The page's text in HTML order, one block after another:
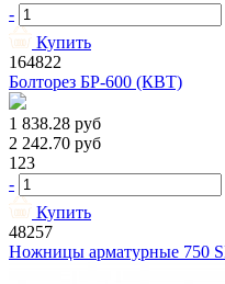
-
Купить
164822
Болторез БР-600 (КВТ)
1 838.28 руб
2 242.70 руб
123
-
Купить
48257
Ножницы арматурные 750